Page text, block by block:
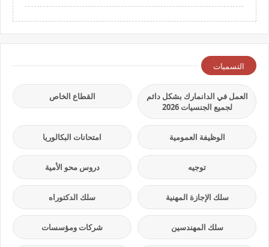
التسميات
العمل في الدانمارك بشكل دائم
لجميع الجنسيات 2026
القطاع الخاص
الوظيفة العمومية امتحانات البكالوريا
توجيه دروس محو الأمية
سلك الإجازة المهنية سلك الدكتوراه
سلك المهندسين شركات ومؤسسات